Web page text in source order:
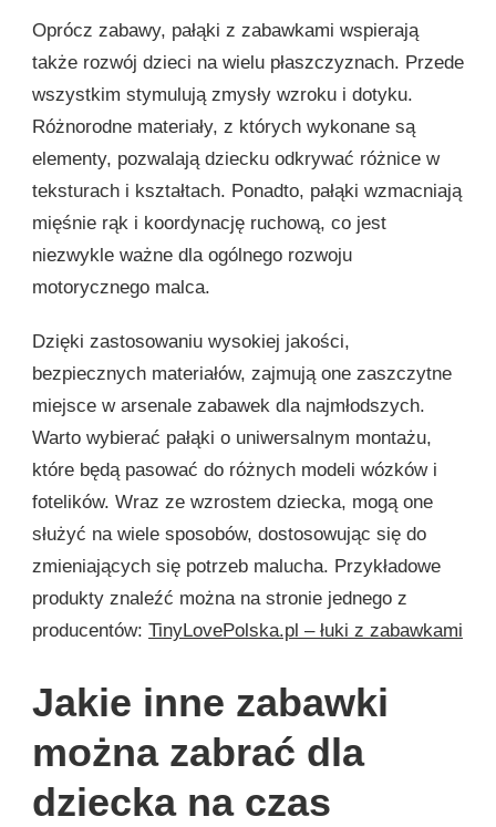
Oprócz zabawy, pałąki z zabawkami wspierają
także rozwój dzieci na wielu płaszczyznach. Przede
wszystkim stymulują zmysły wzroku i dotyku.
Różnorodne materiały, z których wykonane są
elementy, pozwalają dziecku odkrywać różnice w
teksturach i kształtach. Ponadto, pałąki wzmacniają
mięśnie rąk i koordynację ruchową, co jest
niezwykle ważne dla ogólnego rozwoju
motorycznego malca.
Dzięki zastosowaniu wysokiej jakości,
bezpiecznych materiałów, zajmują one zaszczytne
miejsce w arsenale zabawek dla najmłodszych.
Warto wybierać pałąki o uniwersalnym montażu,
które będą pasować do różnych modeli wózków i
fotelików. Wraz ze wzrostem dziecka, mogą one
służyć na wiele sposobów, dostosowując się do
zmieniających się potrzeb malucha. Przykładowe
produkty znaleźć można na stronie jednego z
producentów: TinyLovePolska.pl – łuki z zabawkami
Jakie inne zabawki
można zabrać dla
dziecka na czas